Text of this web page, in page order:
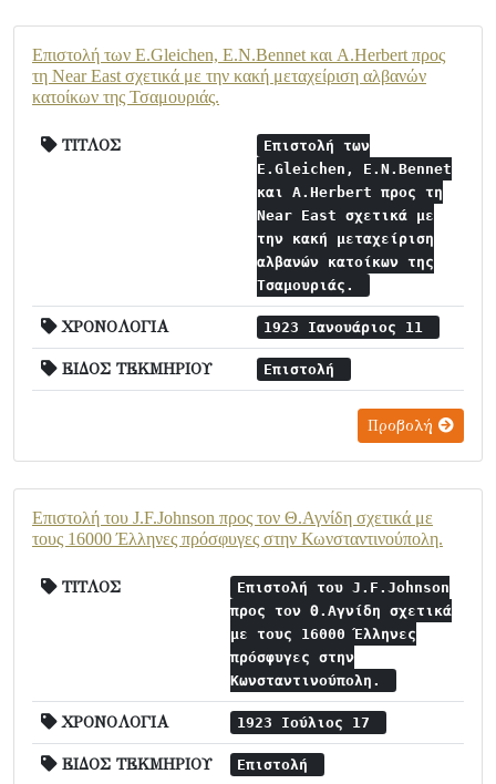
Επιστολή των E.Gleichen, E.N.Bennet και A.Herbert προς
τη Near East σχετικά με την κακή μεταχείριση αλβανών
κατοίκων της Τσαμουριάς.
ΤΙΤΛΟΣ
Επιστολή των
E.Gleichen, E.N.Bennet
και A.Herbert προς τη
Near East σχετικά με
την κακή μεταχείριση
αλβανών κατοίκων της
Τσαμουριάς.
ΧΡΟΝΟΛΟΓΙΑ 1923 Ιανουάριος 11
ΕΙΔΟΣ ΤΕΚΜΗΡΙΟΥ Επιστολή
Προβολή
Επιστολή του J.F.Johnson προς τον Θ.Αγνίδη σχετικά με
τους 16000 Έλληνες πρόσφυγες στην Κωνσταντινούπολη.
ΤΙΤΛΟΣ
Επιστολή του J.F.Johnson
προς τον Θ.Αγνίδη σχετικά
με τους 16000 Έλληνες
πρόσφυγες στην
Κωνσταντινούπολη.
ΧΡΟΝΟΛΟΓΙΑ 1923 Ιούλιος 17
ΕΙΔΟΣ ΤΕΚΜΗΡΙΟΥ Επιστολή